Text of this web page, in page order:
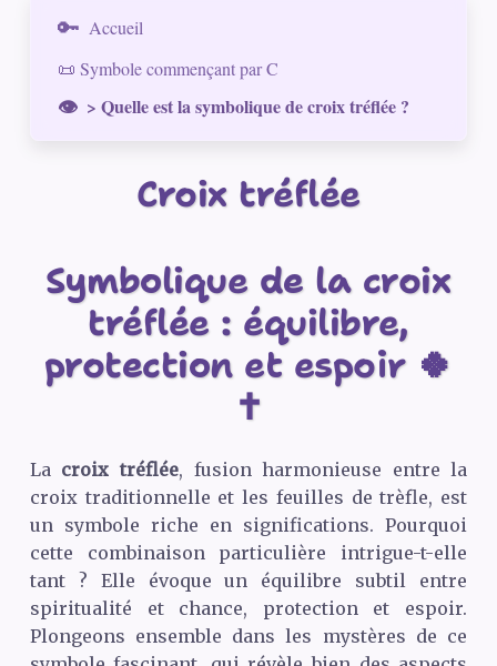
Accueil
📜 Symbole commençant par C
> Quelle est la symbolique de croix tréflée ?
Croix tréflée
Symbolique de la croix
tréflée : équilibre,
protection et espoir 🍀
✝️
La croix tréflée, fusion harmonieuse entre la
croix traditionnelle et les feuilles de trèfle, est
un symbole riche en significations. Pourquoi
cette combinaison particulière intrigue-t-elle
tant ? Elle évoque un équilibre subtil entre
spiritualité et chance, protection et espoir.
Plongeons ensemble dans les mystères de ce